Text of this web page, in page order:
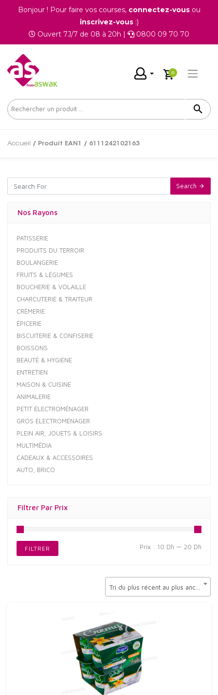
Bonjour ! Pour faire vos courses, connectez-vousou
inscrivez-vous:)
Ouvert 7J/7 de 08 à 20h |
0800 09 70 70
0
Accueil / Produit EAN1 / 6111242102163
Search
Nos Rayons
PATISSERIE
PRODUITS DU TERROIR
BOULANGERIE
FRUITS & LÉGUMES
BOUCHERIE & VOLAILLE
CHARCUTERIE & TRAITEUR
CRÈMERIE
ÉPICERIE
BISCUITERIE & CONFISERIE
BOISSONS
BEAUTÉ & HYGIÈNE
ENTRETIEN
MAISON & CUISINE
ANIMALERIE
PETIT ÉLECTROMÉNAGER
GROS ÉLECTROMÉNAGER
PLEIN AIR, JOUETS & LOISIRS
MULTIMÉDIA
CADEAUX & ACCESSOIRES
AUTO, BRICO
Filtrer Par Prix
FILTRER Prix : 10 Dh — 20 Dh